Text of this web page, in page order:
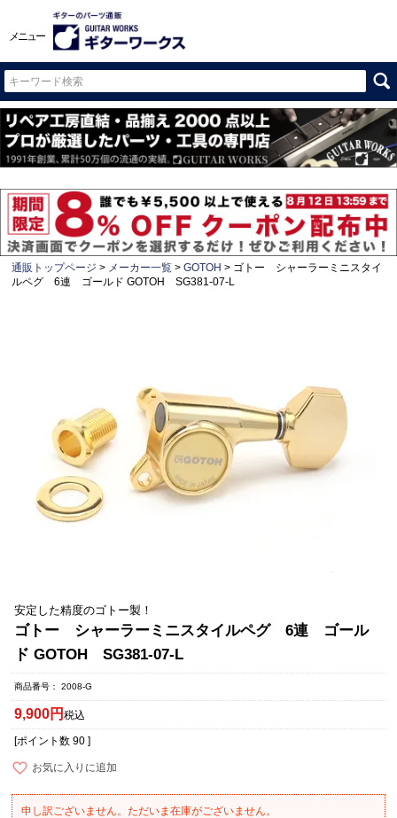
メニュー
通販トップページ メーカー一覧 GOTOH
ゴトー シャーラーミニスタイ
ルペグ 6連 ゴールド GOTOH SG381-07-L
安定した精度のゴトー製！
ゴトー シャーラーミニスタイルペグ 6連 ゴール
ド GOTOH SG381-07-L
商品番号 2008-G
9,900 税込
[ポイント数 90 ]
お気に入りに追加
申し訳ございません。ただいま在庫がございません。